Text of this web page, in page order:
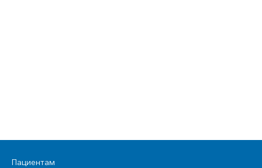
Пациентам